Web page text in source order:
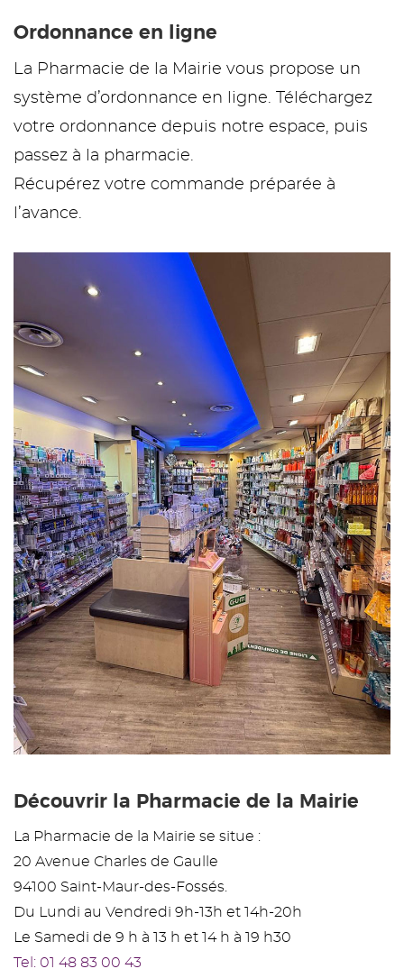
Ordonnance en ligne
La Pharmacie de la Mairie vous propose un
système d’ordonnance en ligne. Téléchargez
votre ordonnance depuis notre espace, puis
passez à la pharmacie.
Récupérez votre commande préparée à
l’avance.
Découvrir la Pharmacie de la Mairie
La Pharmacie de la Mairie se situe :
20 Avenue Charles de Gaulle
94100 Saint-Maur-des-Fossés.
Du Lundi au Vendredi 9h-13h et 14h-20h
Le Samedi de 9 h à 13 h et 14 h à 19 h30
Tel: 01 48 83 00 43